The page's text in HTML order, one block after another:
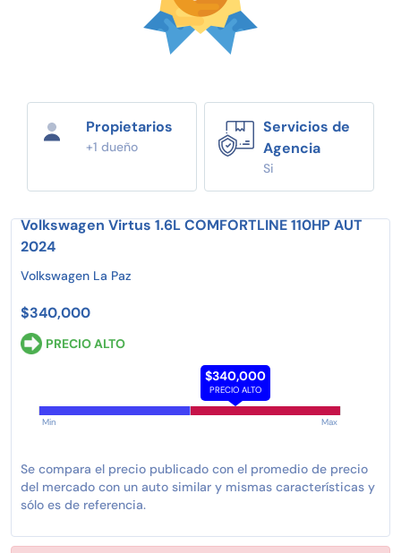
Propietarios
+1 dueño
Servicios de
Agencia
Si
Volkswagen Virtus 1.6L COMFORTLINE 110HP AUT
2024
Volkswagen La Paz
$340,000
PRECIO ALTO
$340,000
PRECIO ALTO
Min Max
Se compara el precio publicado con el promedio de precio
del mercado con un auto similar y mismas características y
sólo es de referencia.